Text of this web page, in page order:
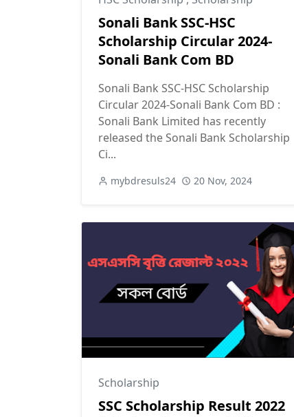
Sonali Bank SSC-HSC
Scholarship Circular 2024-
Sonali Bank Com BD
Sonali Bank SSC-HSC Scholarship
Circular 2024-Sonali Bank Com BD :
Sonali Bank Limited has recently
released the Sonali Bank Scholarship
Ci...
mybdresuls24 20 Nov, 2024
Scholarship
SSC Scholarship Result 2022